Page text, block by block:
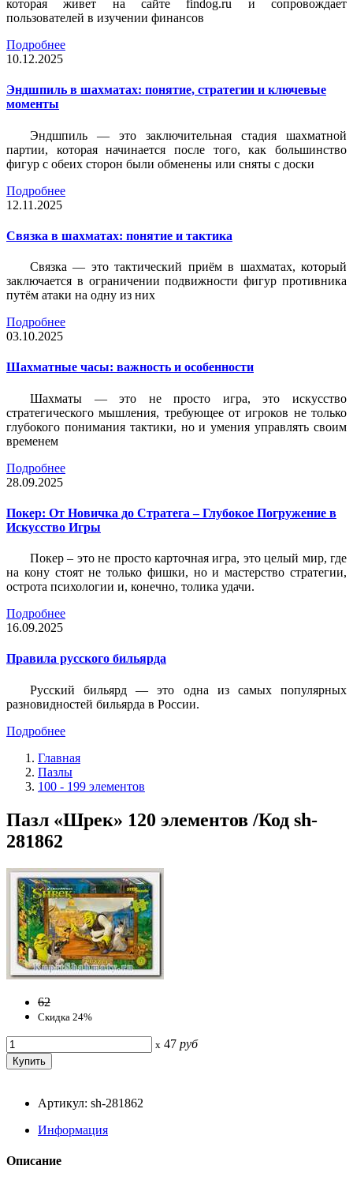
которая живет на сайте findog.ru и сопровождает
пользователей в изучении финансов
Подробнее
10.12.2025
Эндшпиль в шахматах: понятие, стратегии и ключевые
моменты
Эндшпиль — это заключительная стадия шахматной
партии, которая начинается после того, как большинство
фигур с обеих сторон были обменены или сняты с доски
Подробнее
12.11.2025
Связка в шахматах: понятие и тактика
Связка — это тактический приём в шахматах, который
заключается в ограничении подвижности фигур противника
путём атаки на одну из них
Подробнее
03.10.2025
Шахматные часы: важность и особенности
Шахматы — это не просто игра, это искусство
стратегического мышления, требующее от игроков не только
глубокого понимания тактики, но и умения управлять своим
временем
Подробнее
28.09.2025
Покер: От Новичка до Стратега – Глубокое Погружение в
Искусство Игры
Покер – это не просто карточная игра, это целый мир, где
на кону стоят не только фишки, но и мастерство стратегии,
острота психологии и, конечно, толика удачи.
Подробнее
16.09.2025
Правила русского бильярда
Русский бильярд — это одна из самых популярных
разновидностей бильярда в России.
Подробнее
Главная
Пазлы
100 - 199 элементов
Пазл «Шрек» 120 элементов /Код sh-
281862
62
Скидка 24%
x 47 руб
Артикул: sh-281862
Информация
Описание